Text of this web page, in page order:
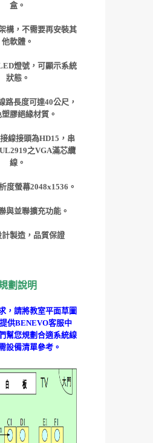
盒。
構，不需要再安裝其
他軟體。
燈號，可顯示系統
狀態。
路長度可達40公尺，
膠絕緣材質。
線接頭為HD15，串
之VGA滿芯纜
線。
度螢幕2048x1536。
與並聯擴充功能。
計製造 ，品質保證
劃說明
，請將教室平面草圖
供BENEVO客服中
幫您規劃合適系統線
設備清單參考。